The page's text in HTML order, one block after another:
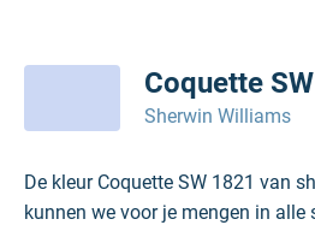
Coquette
Sherwin Williams
De kleur Coquette SW 1821 van
kunnen we voor je mengen in alle